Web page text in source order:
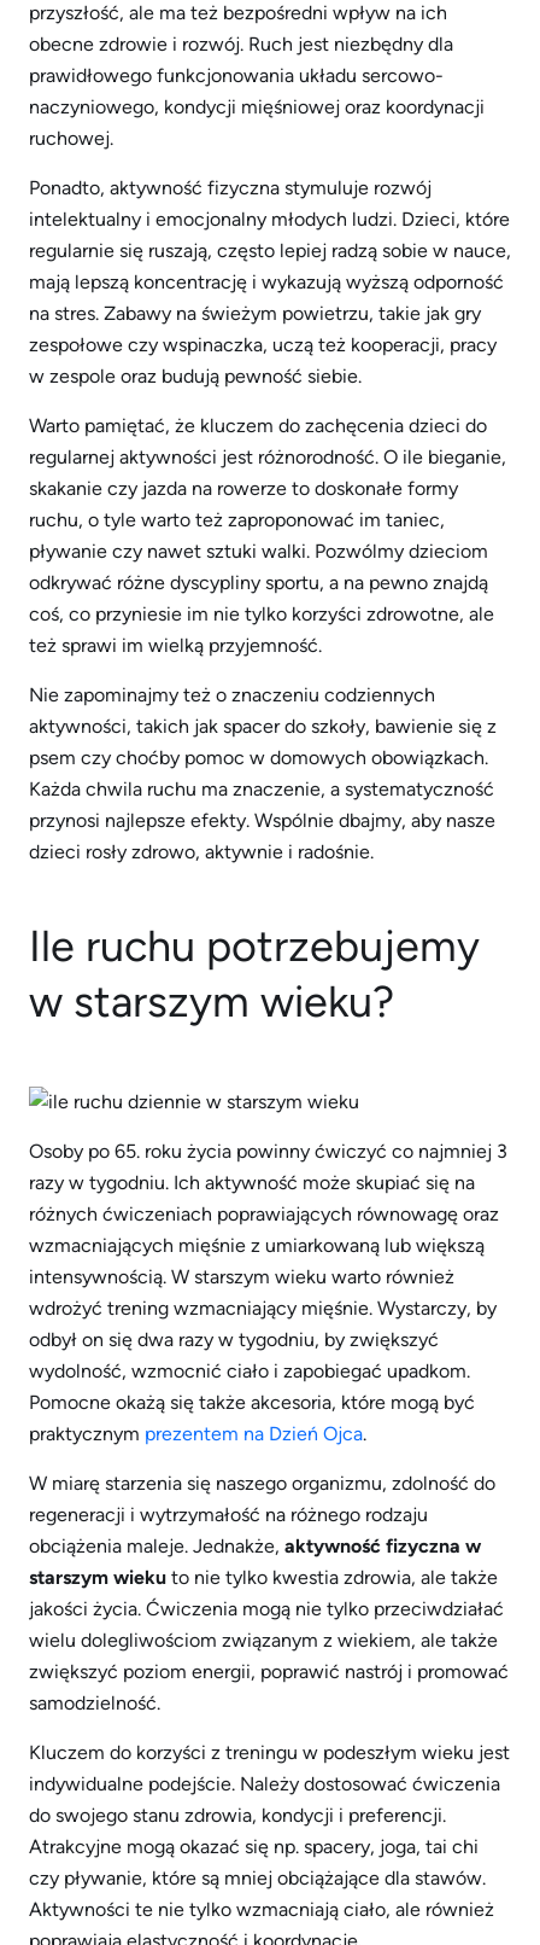
przyszłość, ale ma też bezpośredni wpływ na ich
obecne zdrowie i rozwój. Ruch jest niezbędny dla
prawidłowego funkcjonowania układu sercowo-
naczyniowego, kondycji mięśniowej oraz koordynacji
ruchowej.
Ponadto, aktywność fizyczna stymuluje rozwój
intelektualny i emocjonalny młodych ludzi. Dzieci, które
regularnie się ruszają, często lepiej radzą sobie w nauce,
mają lepszą koncentrację i wykazują wyższą odporność
na stres. Zabawy na świeżym powietrzu, takie jak gry
zespołowe czy wspinaczka, uczą też kooperacji, pracy
w zespole oraz budują pewność siebie.
Warto pamiętać, że kluczem do zachęcenia dzieci do
regularnej aktywności jest różnorodność. O ile bieganie,
skakanie czy jazda na rowerze to doskonałe formy
ruchu, o tyle warto też zaproponować im taniec,
pływanie czy nawet sztuki walki. Pozwólmy dzieciom
odkrywać różne dyscypliny sportu, a na pewno znajdą
coś, co przyniesie im nie tylko korzyści zdrowotne, ale
też sprawi im wielką przyjemność.
Nie zapominajmy też o znaczeniu codziennych
aktywności, takich jak spacer do szkoły, bawienie się z
psem czy choćby pomoc w domowych obowiązkach.
Każda chwila ruchu ma znaczenie, a systematyczność
przynosi najlepsze efekty. Wspólnie dbajmy, aby nasze
dzieci rosły zdrowo, aktywnie i radośnie.
Ile ruchu potrzebujemy
w starszym wieku?
Osoby po 65. roku życia powinny ćwiczyć co najmniej 3
razy w tygodniu. Ich aktywność może skupiać się na
różnych ćwiczeniach poprawiających równowagę oraz
wzmacniających mięśnie z umiarkowaną lub większą
intensywnością. W starszym wieku warto również
wdrożyć trening wzmacniający mięśnie. Wystarczy, by
odbył on się dwa razy w tygodniu, by zwiększyć
wydolność, wzmocnić ciało i zapobiegać upadkom.
Pomocne okażą się także akcesoria, które mogą być
praktycznym prezentem na Dzień Ojca.
W miarę starzenia się naszego organizmu, zdolność do
regeneracji i wytrzymałość na różnego rodzaju
obciążenia maleje. Jednakże, aktywność fizyczna w
starszym wieku to nie tylko kwestia zdrowia, ale także
jakości życia. Ćwiczenia mogą nie tylko przeciwdziałać
wielu dolegliwościom związanym z wiekiem, ale także
zwiększyć poziom energii, poprawić nastrój i promować
samodzielność.
Kluczem do korzyści z treningu w podeszłym wieku jest
indywidualne podejście. Należy dostosować ćwiczenia
do swojego stanu zdrowia, kondycji i preferencji.
Atrakcyjne mogą okazać się np. spacery, joga, tai chi
czy pływanie, które są mniej obciążające dla stawów.
Aktywności te nie tylko wzmacniają ciało, ale również